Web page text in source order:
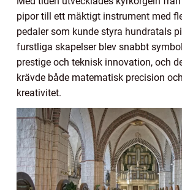
pipor till ett mäktigt instrument med
pedaler som kunde styra hundratals
furstliga skapelser blev snabbt
prestige och teknisk innovation, och
krävde både matematisk precision
kreativitet.